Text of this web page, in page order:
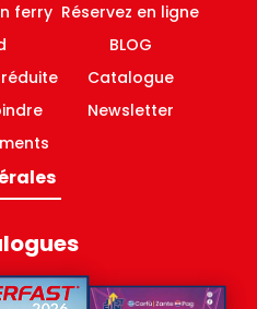
ferry Réservez en ligne
BLOG
Catalogue
Newsletter